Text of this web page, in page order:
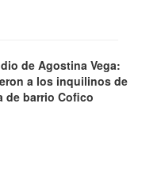
de Agostina Vega:
a los inquilinos de
de barrio Cofico